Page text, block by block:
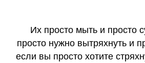
Их просто мыть и просто
просто нужно вытряхнуть и
если вы просто хотите